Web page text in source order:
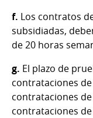
f. Los contratos
subsidiadas,
de 20 horas
g. El plazo de
contrataciones de
contrataciones de
contrataciones de